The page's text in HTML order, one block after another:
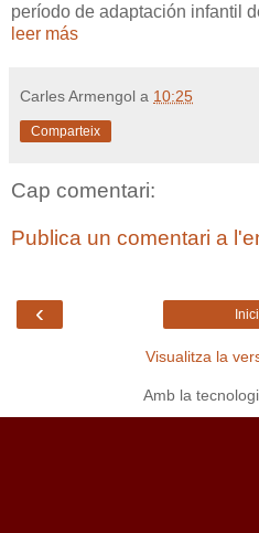
período de adaptación infantil
leer más
Carles Armengol a 10:25
Comparteix
Cap comentari:
Publica un comentari a
‹ Inici
Visualitza la
Amb la